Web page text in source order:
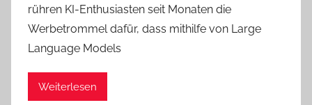
rühren KI-Enthusiasten seit Monaten die
Werbetrommel dafür, dass mithilfe von Large
Language Models
Weiterlesen